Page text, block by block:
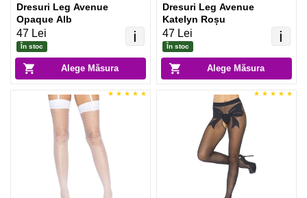
Alege Măsura
ℹ️
Dresuri Leg Avenue
Opaque Alb
47 Lei
În stoc
Alege Măsura
ℹ️
Dresuri Leg Avenue
Katelyn Roșu
47 Lei
În stoc